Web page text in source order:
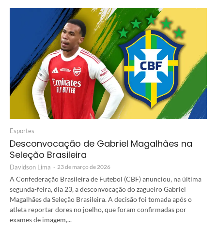
Esportes
Desconvocação de Gabriel Magalhães na
Seleção Brasileira
Davidson Lima - 23 de março de 2026
A Confederação Brasileira de Futebol (CBF) anunciou, na última
segunda-feira, dia 23, a desconvocação do zagueiro Gabriel
Magalhães da Seleção Brasileira. A decisão foi tomada após o
atleta reportar dores no joelho, que foram confirmadas por
exames de imagem,...